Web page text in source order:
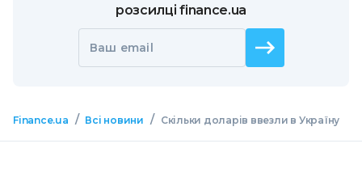
розсилці finance.ua
Ваш email
Finance.ua / Всі новини / Скільки доларів ввезли в Україну